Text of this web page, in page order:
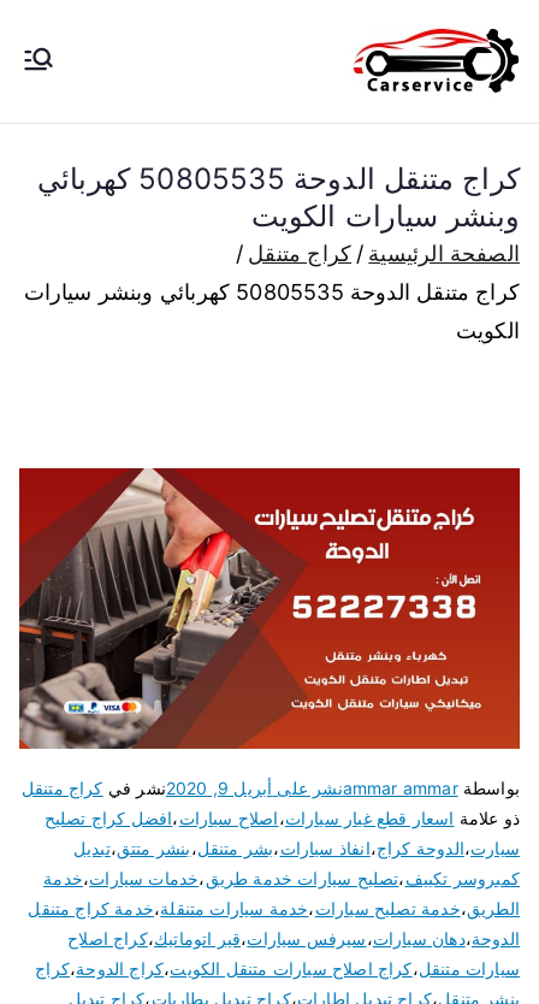
إلى
المحتوى
الكويت
بنشر متنقل الكويت كهرباء وبنشر تبديل
بارخص الاسعار
كراج متنقل الدوحة 50805535 كهربائي
وبنشر سيارات الكويت
الصفحة الرئيسية
كراج متنقل
كراج متنقل الدوحة 50805535 كهربائي وبنشر سيارات
الكويت
بواسطةammar ammarنشر على أبريل 9, 2020 نشر في كراج متنقل
ذو علامة اسعار قطع غيار سيارات،اصلاح سيارات،افضل كراج تصليح
سيارت،الدوحة كراج،انفاذ سيارات،بشر متنقل،بنشر متتق،تبديل
كمبروسر تكييف،تصليح سيارات خدمة طريق،خدمات سيارات،خدمة
الطريق،خدمة تصليح سيارات،خدمة سيارات متنقلة،خدمة كراج متنقل
الدوحة،دهان سيارات،سيرفس سيارات،قير اتوماتيك،كراج اصلاح
سيارات متنقل،كراج اصلاح سيارات متنقل الكويت،كراج الدوحة،كراج
بنشر متنقل،كراج تبديل اطارات،كراج تبديل بطاريات،كراج تبديل